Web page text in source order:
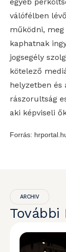
válófélben
működni,
kaphatnak
jogsegély
kötelező
helyzetben és
rászorultság
aki képviseli
Forrás:
ARCHIV
További